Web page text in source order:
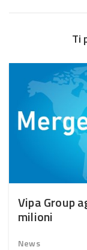
Ti
Vipa Group
milioni
News